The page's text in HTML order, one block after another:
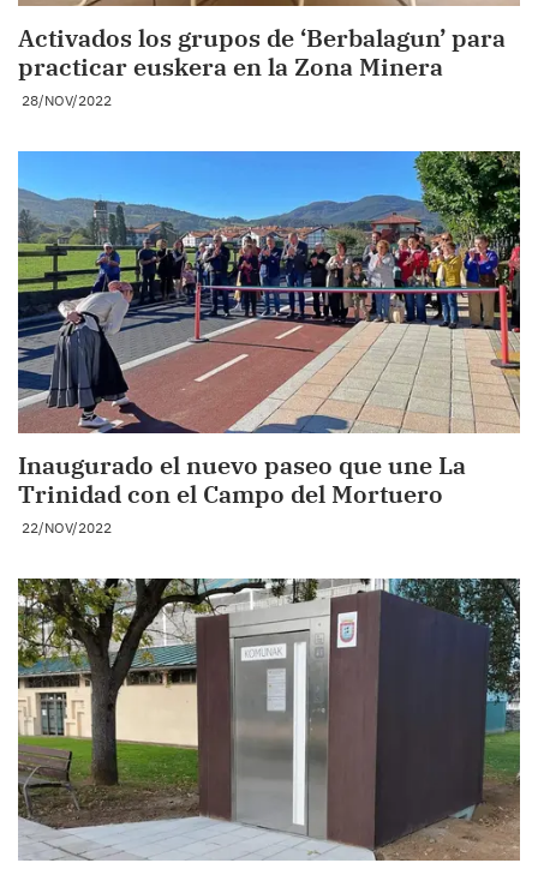
Activados los grupos de ‘Berbalagun’ para
practicar euskera en la Zona Minera
28/NOV/2022
Inaugurado el nuevo paseo que une La
Trinidad con el Campo del Mortuero
22/NOV/2022